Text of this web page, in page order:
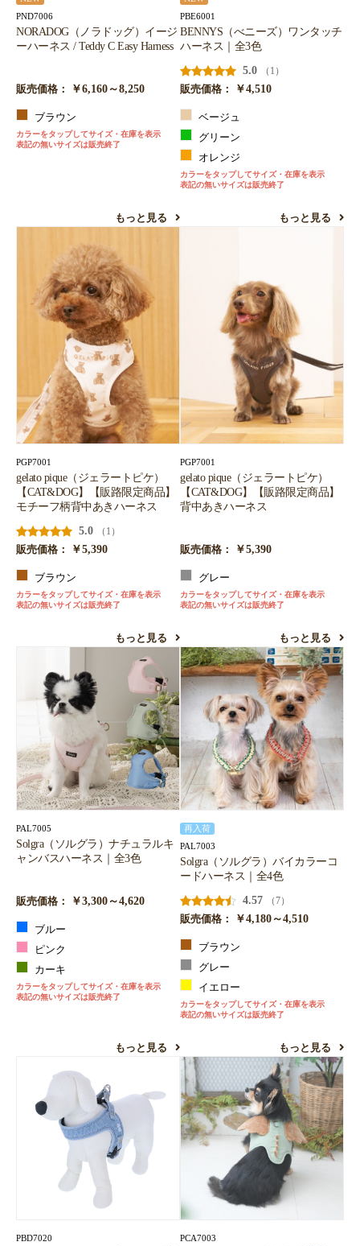
PND7006
NORADOG（ノラドッグ）イージ
ーハーネス / Teddy C Easy Harness
販売価格： ￥6,160～8,250
ブラウン
カラーをタップしてサイズ・在庫を表示
表記の無いサイズは販売終了
もっと見る
PBE6001
BENNYS（べニーズ）ワンタッチ
ハーネス｜全3色
5.0
（1）
販売価格：
￥4,510
ベージュ
グリーン
オレンジ
カラーをタップしてサイズ・在庫を表示
表記の無いサイズは販売終了
もっと見る
PGP7001
gelato pique（ジェラートピケ）
【CAT&DOG】【販路限定商品】
モチーフ柄背中あきハーネス
5.0
（1）
販売価格：
￥5,390
ブラウン
カラーをタップしてサイズ・在庫を表示
表記の無いサイズは販売終了
もっと見る
PGP7001
gelato pique（ジェラートピケ）
【CAT&DOG】【販路限定商品】
背中あきハーネス
販売価格： ￥5,390
グレー
カラーをタップしてサイズ・在庫を表示
表記の無いサイズは販売終了
もっと見る
PAL7005
Solgra（ソルグラ）ナチュラルキ
ャンバスハーネス｜全3色
販売価格： ￥3,300～4,620
ブルー
ピンク
カーキ
カラーをタップしてサイズ・在庫を表示
表記の無いサイズは販売終了
もっと見る
再入荷
PAL7003
Solgra（ソルグラ）バイカラーコ
ードハーネス｜全4色
4.57
（7）
販売価格：
￥4,180～4,510
ブラウン
グレー
イエロー
カラーをタップしてサイズ・在庫を表示
表記の無いサイズは販売終了
もっと見る
PBD7020 PCA7003